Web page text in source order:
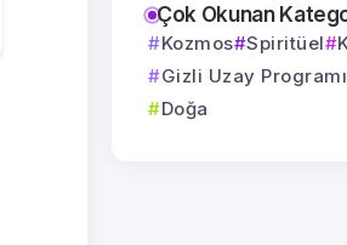
Çok Okunan
Kozmos Spiritüel
Gizli Uzay Programı
Doğa